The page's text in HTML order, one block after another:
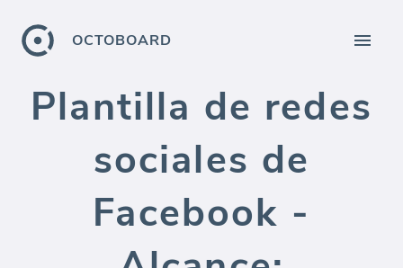
OCTOBOARD
Plantilla de redes
sociales de
Facebook -